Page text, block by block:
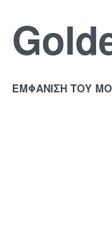
ΕΜΦΆΝΙΣΗ ΤΟΥ